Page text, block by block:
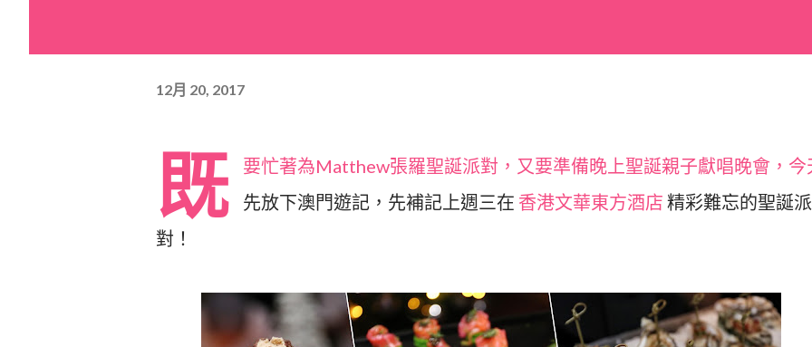
12月 20, 2017
既
要忙著為Matthew張羅聖誕派對，又要準備晚上聖誕親子獻唱晚會，今
先放下澳門遊記，先補記上週三在 香港文華東方酒店 精彩難忘的聖誕派
對！